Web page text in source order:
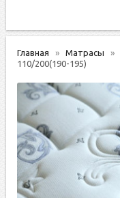
Главная Матрасы
110/200(190-195)